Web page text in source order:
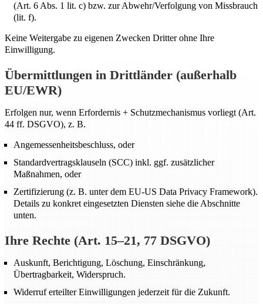
(Art. 6 Abs. 1 lit. c) bzw. zur Abwehr/Verfolgung von Missbrauch
(lit. f).
Keine Weitergabe zu eigenen Zwecken Dritter ohne Ihre
Einwilligung.
Übermittlungen in Drittländer (außerhalb
EU/EWR)
Erfolgen nur, wenn Erfordernis + Schutzmechanismus vorliegt (Art.
44 ff. DSGVO), z. B.
Angemessenheitsbeschluss, oder
Standardvertragsklauseln (SCC) inkl. ggf. zusätzlicher
Maßnahmen, oder
Zertifizierung (z. B. unter dem EU-US Data Privacy Framework).
Details zu konkret eingesetzten Diensten siehe die Abschnitte
unten.
Ihre Rechte (Art. 15–21, 77 DSGVO)
Auskunft, Berichtigung, Löschung, Einschränkung,
Übertragbarkeit, Widerspruch.
Widerruf erteilter Einwilligungen jederzeit für die Zukunft.